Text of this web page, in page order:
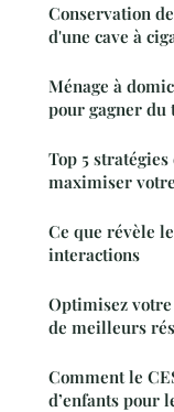
Conservation
d'une cave à
Ménage à
pour gagner du
Top 5
maximiser
Ce que révèle
interactions
Optimisez
de meilleurs
Comment le
d’enfants pour